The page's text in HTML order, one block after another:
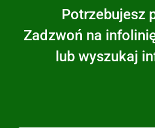
Potrzebujesz
Zadzwoń na
lub wyszukaj